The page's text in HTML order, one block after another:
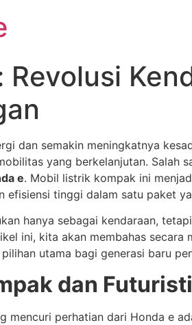
Revolusi
dan semakin meningkatnya
yang berkelanjutan. Salah
e. Mobil listrik kompak ini
efisiensi tinggi dalam satu paket
hanya sebagai kendaraan,
ini, kita akan membahas
utama bagi generasi baru
dan
mencuri perhatian dari Honda e